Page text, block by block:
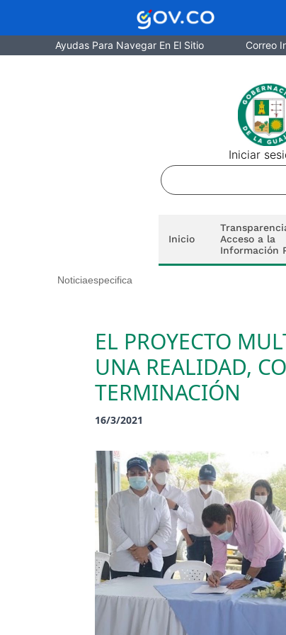
Ayudas Para Navegar En El Sitio Correo
Iniciar
Inicio
Acceso a la
Información
Noticiaespecifica
EL PROYECTO
UNA REALIDAD,
TERMINACIÓN
16/3/2021